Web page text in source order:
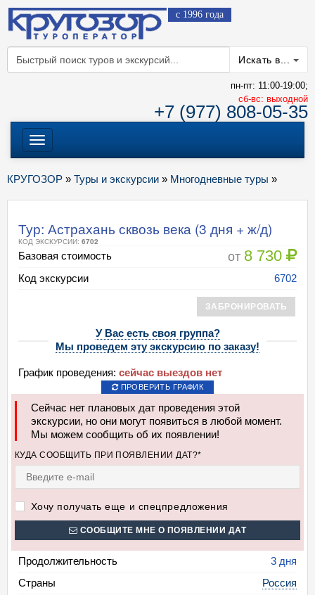
с 1996 года
Искать в...
пн-пт: 11:00-19:00;
cб-вс: выходной
+7 (977) 808-05-35
Меню
КРУГОЗОР » Туры и экскурсии » Многодневные туры »
Тур: Астрахань сквозь века (3 дня + ж/д)
КОД ЭКСКУРСИИ: 6702
Базовая стоимость от 8 730
Код экскурсии 6702
ЗАБРОНИРОВАТЬ
У Вас есть своя группа?
Мы проведем эту экскурсию по заказу!
График проведения: сейчас выездов нет
ПРОВЕРИТЬ ГРАФИК
Сейчас нет плановых дат проведения этой
экскурсии, но они могут появиться в любой момент.
Мы можем сообщить об их появлении!
КУДА СООБЩИТЬ ПРИ ПОЯВЛЕНИИ ДАТ?*
Хочу получать еще и спецпредложения
СООБЩИТЕ МНЕ О ПОЯВЛЕНИИ ДАТ
Продолжительность
3 дня
Страны
Россия